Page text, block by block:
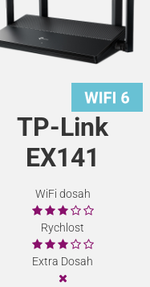
TP-Link
EX141
WiFi dosah
Rychlost
Extra Dosah